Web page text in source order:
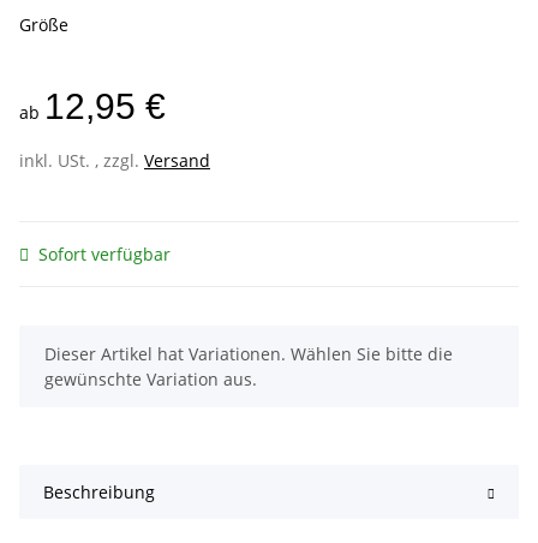
Größe
ab 12,95 €
inkl. USt. , zzgl. Versand
Sofort verfügbar
x
Dieser Artikel hat Variationen. Wählen Sie bitte die
gewünschte Variation aus.
Beschreibung